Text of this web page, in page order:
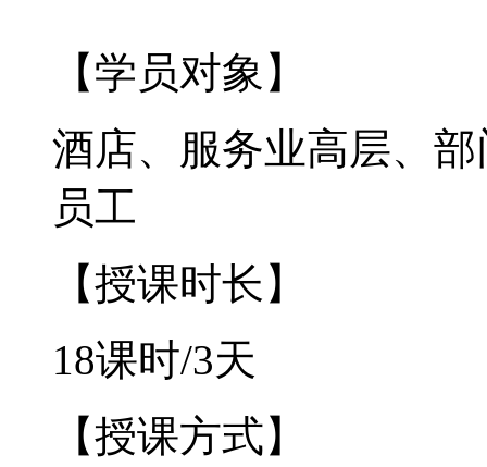
【学员对象】
酒店、服务业高层、
员工
【授课时长】
18课时/3天
【授课方式】